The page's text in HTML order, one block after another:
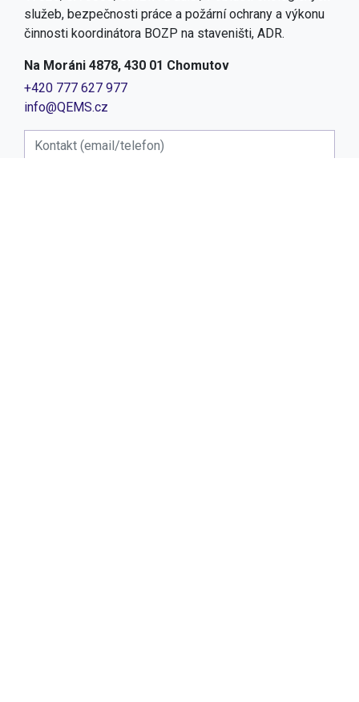
služeb, bezpečnosti práce a požární ochrany a výkonu
činnosti koordinátora BOZP na staveništi, ADR.
Na Moráni 4878, 430 01 Chomutov
+420 777 627 977
info@QEMS.cz